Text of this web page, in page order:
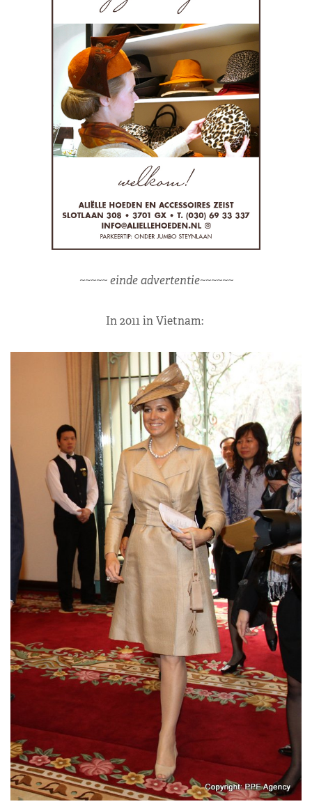
~~~~~ einde advertentie~~~~~~
In 2011 in Vietnam: